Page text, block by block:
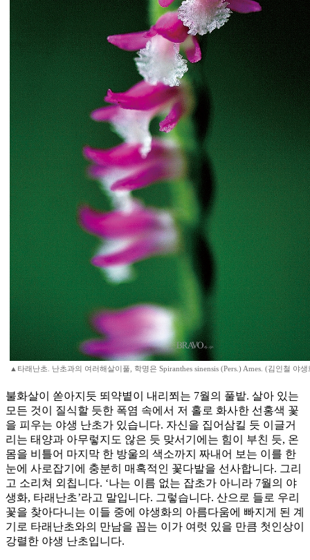
▲타래난초. 난초과의 여러해살이풀, 학명은 Spiranthes sinensis (Pers.) Ames. (김인철 야
불화살이 쏟아지듯 뙤약볕이 내리쬐는 7월의 풀밭. 살아 있는
모든 것이 질식할 듯한 폭염 속에서 저 홀로 화사한 선홍색 꽃
을 피우는 야생 난초가 있습니다. 자신을 집어삼킬 듯 이글거
리는 태양과 아무렇지도 않은 듯 맞서기에는 힘이 부친 듯, 온
몸을 비틀어 마지막 한 방울의 색소까지 짜내어 보는 이를 한
눈에 사로잡기에 충분히 매혹적인 꽃다발을 선사합니다. 그리
고 소리쳐 외칩니다. ‘나는 이름 없는 잡초가 아니라 7월의 야
생화, 타래난초’라고 말입니다. 그렇습니다. 산으로 들로 우리
꽃을 찾아다니는 이들 중에 야생화의 아름다움에 빠지게 된 계
기로 타래난초와의 만남을 꼽는 이가 여럿 있을 만큼 첫인상이
강렬한 야생 난초입니다.